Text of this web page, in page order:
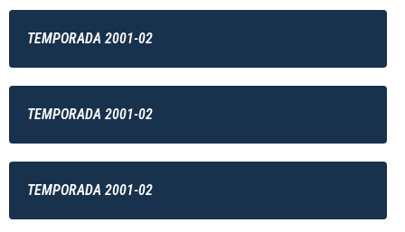
TEMPORADA 2001-02
TEMPORADA 2001-02
TEMPORADA 2001-02